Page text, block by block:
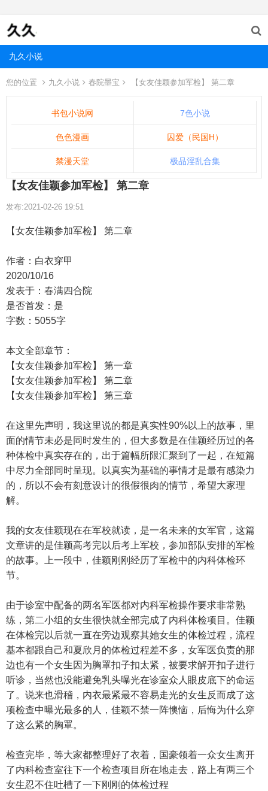
九久小说
您的位置 九久小说 春院墨宝 【女友佳颖参加军检】 第二章
书包小说网 7色小说
色色漫画 囚爱（民国H）
禁漫天堂 极品淫乱合集
【女友佳颖参加军检】 第二章
发布:2021-02-26 19:51
【女友佳颖参加军检】 第二章
作者：白衣穿甲
2020/10/16
发表于：春满四合院
是否首发：是
字数：5055字
本文全部章节：
【女友佳颖参加军检】 第一章
【女友佳颖参加军检】 第二章
【女友佳颖参加军检】 第三章
在这里先声明，我这里说的都是真实性90%以上的故事，里
面的情节未必是同时发生的，但大多数是在佳颖经历过的各
种体检中真实存在的，出于篇幅所限汇聚到了一起，在短篇
中尽力全部同时呈现。以真实为基础的事情才是最有感染力
的，所以不会有刻意设计的很假很肉的情节，希望大家理
解。
我的女友佳颖现在在军校就读，是一名未来的女军官，这篇
文章讲的是佳颖高考完以后考上军校，参加部队安排的军检
的故事。上一段中，佳颖刚刚经历了军检中的内科体检环
节。
由于诊室中配备的两名军医都对内科军检操作要求非常熟
练，第二小组的女生很快就全部完成了内科体检项目。佳颖
在体检完以后就一直在旁边观察其她女生的体检过程，流程
基本都跟自己和夏欣月的体检过程差不多，女军医负责的那
边也有一个女生因为胸罩扣子扣太紧，被要求解开扣子进行
听诊，当然也没能避免乳头曝光在诊室众人眼皮底下的命运
了。说来也滑稽，内衣最紧最不容易走光的女生反而成了这
项检查中曝光最多的人，佳颖不禁一阵懊恼，后悔为什么穿
了这么紧的胸罩。
检查完毕，等大家都整理好了衣着，国豪领着一众女生离开
了内科检查室往下一个检查项目所在地走去，路上有两三个
女生忍不住吐槽了一下刚刚的体检过程